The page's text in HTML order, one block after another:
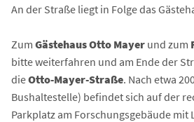
An der Straße liegt in Folge das
Zum Gästehaus Otto Mayer und zum
bitte weiterfahren und am Ende der
dieOtto-Mayer-Straße. Nach etwa
Bushaltestelle) befindet sich auf der
Parkplatz am Forschungsgebäude mit